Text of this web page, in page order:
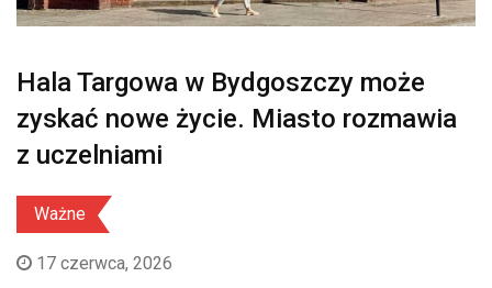
Hala Targowa w Bydgoszczy może
zyskać nowe życie. Miasto rozmawia
z uczelniami
Ważne
17 czerwca, 2026